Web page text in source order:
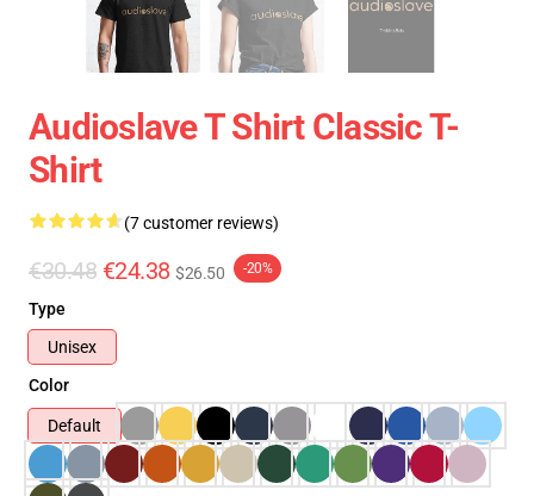
Audioslave T Shirt Classic T-
Shirt
(7 customer reviews)
€30.48 €24.38 $26.50 -20%
Type
Unisex
Color
Default